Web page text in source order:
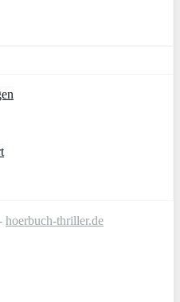
hoerbuch-thriller.de